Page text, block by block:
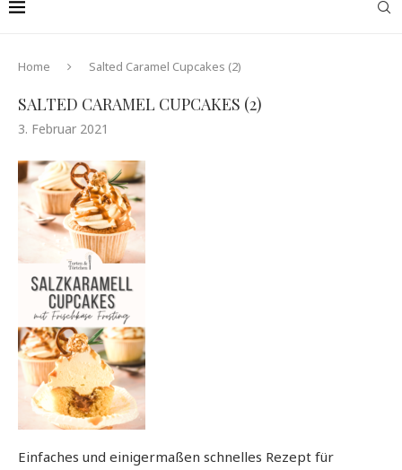
Home Salted Caramel Cupcakes (2)
SALTED CARAMEL CUPCAKES (2)
3. Februar 2021
Einfaches und einigermaßen schnelles Rezept für